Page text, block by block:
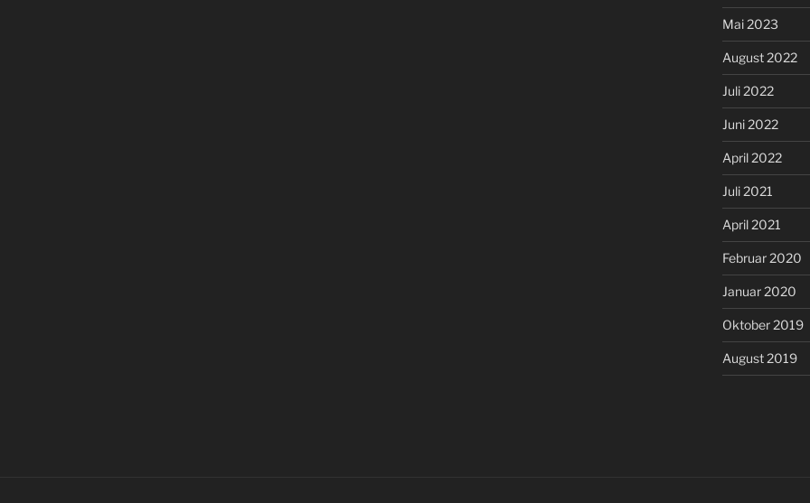
Mai 2023
August 2022
Juli 2022
Juni 2022
April 2022
Juli 2021
April 2021
Februar 2020
Januar 2020
Oktober 2019
August 2019